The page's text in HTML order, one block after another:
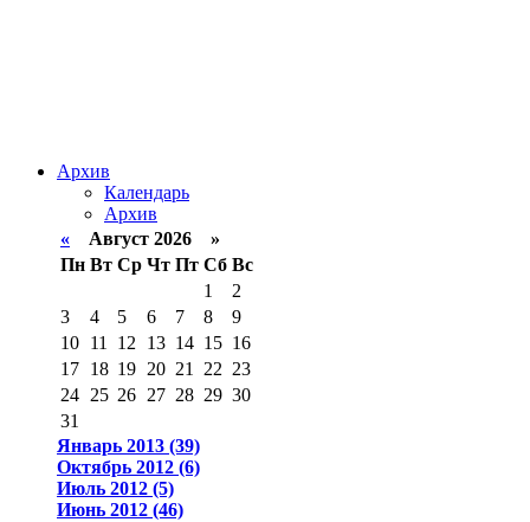
Архив
Календарь
Архив
« Август 2026 »
Пн Вт Ср Чт Пт Сб Вс
1
2
3
4 5 6 7 8
9
10 11 12 13 14 15 16
17 18 19 20 21 22 23
24 25 26 27 28 29 30
31
Январь 2013 (39)
Октябрь 2012 (6)
Июль 2012 (5)
Июнь 2012 (46)